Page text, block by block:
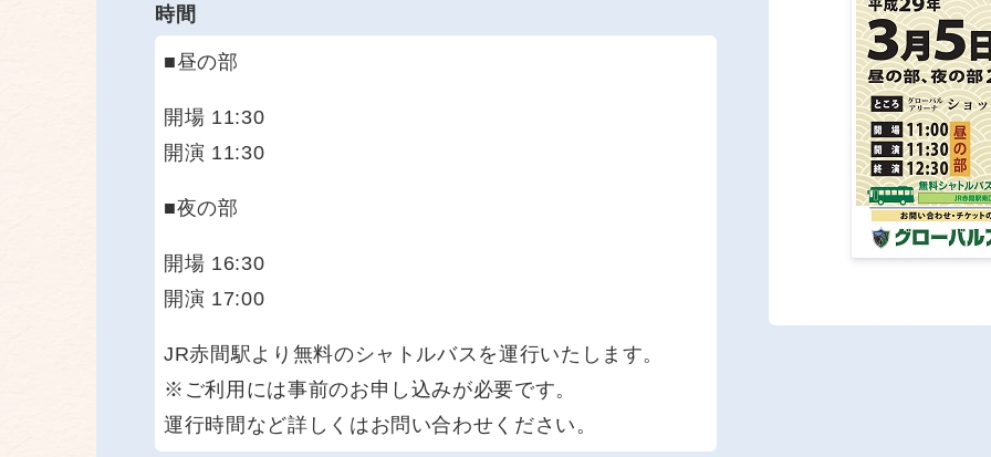
時間
■昼の部
開場 11:30
開演 11:30
■夜の部
開場 16:30
開演 17:00
JR赤間駅より無料のシャトルバスを運行いたします。
※ご利用には事前のお申し込みが必要です。
運行時間など詳しくはお問い合わせください。